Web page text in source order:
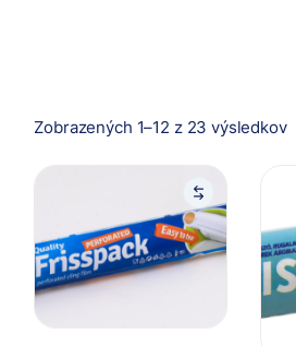
Zobrazených 1–12 z 23 výsledkov